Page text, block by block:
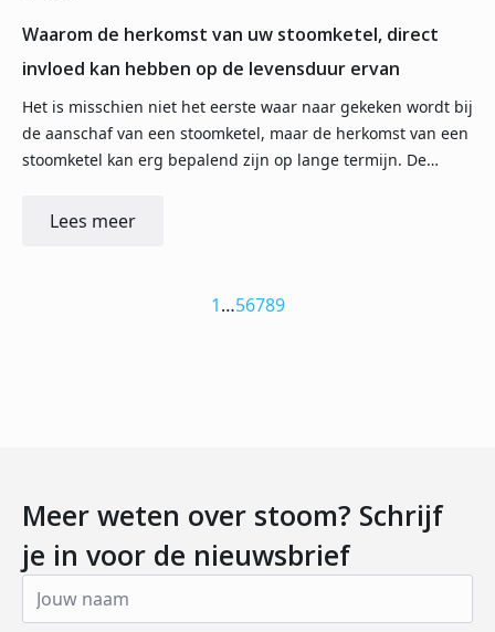
Waarom de herkomst van uw stoomketel, direct
invloed kan hebben op de levensduur ervan
Het is misschien niet het eerste waar naar gekeken wordt bij
de aanschaf van een stoomketel, maar de herkomst van een
stoomketel kan erg bepalend zijn op lange termijn. De…
Lees meer
1…56789
Meer weten over stoom? Schrijf
je in voor de nieuwsbrief